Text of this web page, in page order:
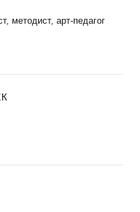
методист, арт-педагог